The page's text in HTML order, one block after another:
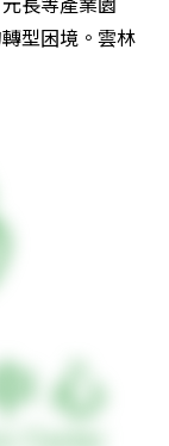
型困境。雲林